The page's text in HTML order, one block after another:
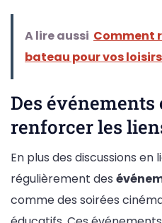
A lire aussi Comment
bateau pour vos
Des
renforcer les
En plus des discussions en
régulièrement des
comme des soirées